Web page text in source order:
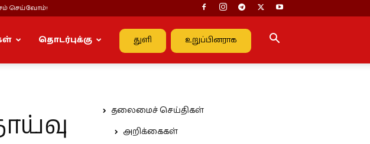
செய்வோம்!
துளி உறுப்பினராக
தொடர்புக்கு
தலைமைச் செய்திகள்
அறிக்கைகள்